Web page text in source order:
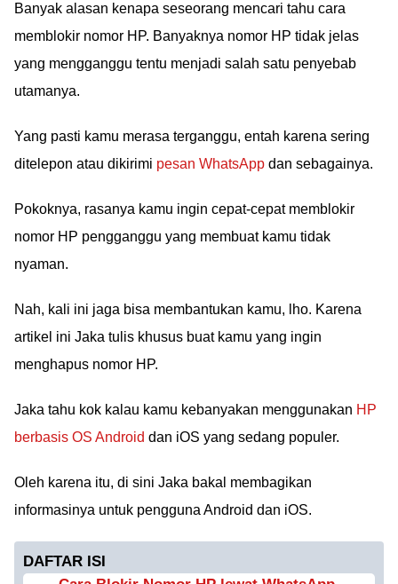
Banyak alasan kenapa seseorang mencari tahu cara
memblokir nomor HP. Banyaknya nomor HP tidak jelas
yang mengganggu tentu menjadi salah satu penyebab
utamanya.
Yang pasti kamu merasa terganggu, entah karena sering
ditelepon atau dikirimi pesan WhatsApp dan sebagainya.
Pokoknya, rasanya kamu ingin cepat-cepat memblokir
nomor HP pengganggu yang membuat kamu tidak
nyaman.
Nah, kali ini jaga bisa membantukan kamu, lho. Karena
artikel ini Jaka tulis khusus buat kamu yang ingin
menghapus nomor HP.
Jaka tahu kok kalau kamu kebanyakan menggunakan HP
berbasis OS Android dan iOS yang sedang populer.
Oleh karena itu, di sini Jaka bakal membagikan
informasinya untuk pengguna Android dan iOS.
DAFTAR ISI